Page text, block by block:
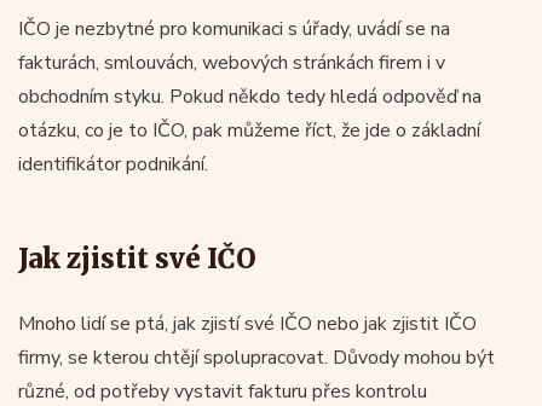
IČO je nezbytné pro komunikaci s úřady, uvádí se na
fakturách, smlouvách, webových stránkách firem i v
obchodním styku. Pokud někdo tedy hledá odpověď na
otázku, co je to IČO, pak můžeme říct, že jde o základní
identifikátor podnikání.
Jak zjistit své IČO
Mnoho lidí se ptá, jak zjistí své IČO nebo jak zjistit IČO
firmy, se kterou chtějí spolupracovat. Důvody mohou být
různé, od potřeby vystavit fakturu přes kontrolu